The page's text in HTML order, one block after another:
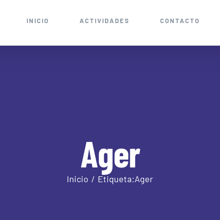
INICIO ACTIVIDADES CONTACTO
Ager
Inicio Etiqueta:Ager